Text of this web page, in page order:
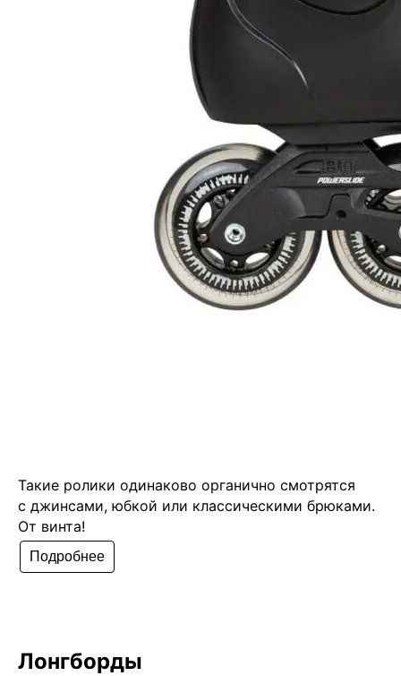
Такие ролики одинаково органично смотрятся
с джинсами, юбкой или классическими брюками.
От винта!
Подробнее
Лонгборды